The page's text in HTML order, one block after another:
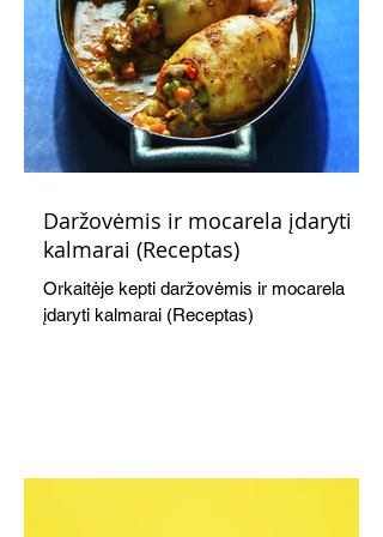
Daržovėmis ir mocarela įdaryti
kalmarai (Receptas)
Orkaitėje kepti daržovėmis ir mocarela
įdaryti kalmarai (Receptas)